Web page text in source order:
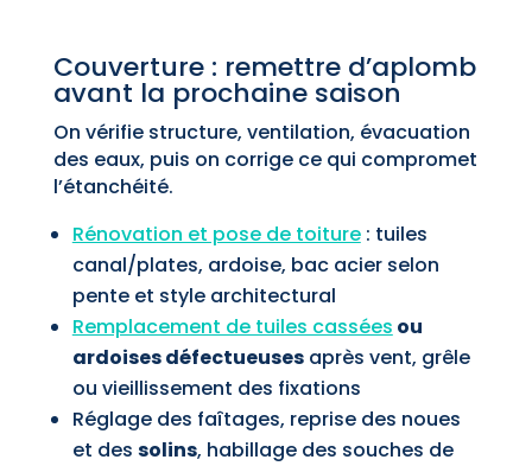
Couverture : remettre d’aplomb
avant la prochaine saison
On vérifie structure, ventilation, évacuation
des eaux, puis on corrige ce qui compromet
l’étanchéité.
Rénovation et pose de toiture: tuiles
canal/plates, ardoise, bac acier selon
pente et style architectural
Remplacement de tuiles cassées ou
ardoises défectueusesaprès vent, grêle
ou vieillissement des fixations
Réglage des faîtages, reprise des noues
et des solins, habillage des souches de